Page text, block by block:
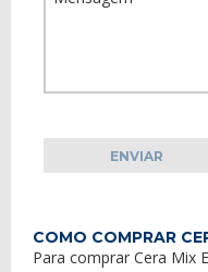
COMO COMPRAR
Para comprar Cera Mix